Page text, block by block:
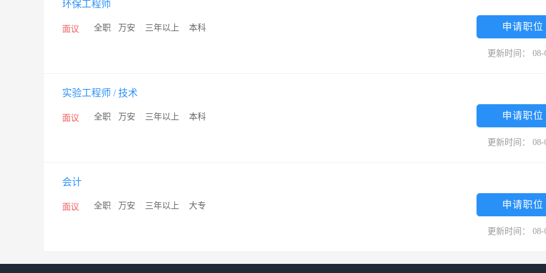
环保工程师
面议 全职 万安 三年以上 本科 申请职位
更新时间： 08-
实验工程师 / 技术
面议 全职 万安 三年以上 本科 申请职位
更新时间： 08-
会计
面议 全职 万安 三年以上 大专 申请职位
更新时间： 08-